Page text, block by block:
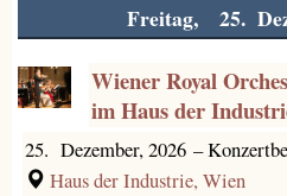
Freitag, 25.
Wiener Royal
im Haus der
25. Dezember, 2026 –
Haus der Industrie, Wien